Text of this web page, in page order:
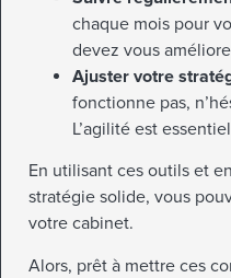
chaque mois pour
devez vous
Ajuster votre
fonctionne pas,
L’agilité est
En utilisant ces outils et
stratégie solide, vous
votre cabinet.
Alors, prêt à mettre ces